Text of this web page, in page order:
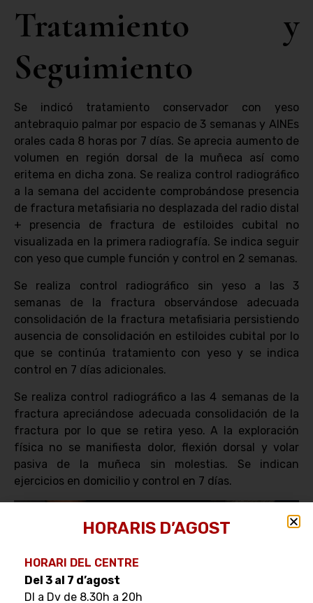
Tratamiento y
Seguimiento
Se indicó tratamiento conservador con yeso
antebraquio palmar por espacio de 3 semanas y AINEs
orales cada 8 horas por 7 días. Se aprecia aumento de
volumen en región dorsal de la muñeca así como
eritema en dicha zona. Se realiza control radiográfico
a la semana del accidente comprobándose presencia
de fractura metafisiaria no desplazada del radio distal
+ presencia de fractura de estiloides cubital no
visualizada en la primera radiografía. Se indica seguir
con yeso que cumple función y control en 2 semanas.
Se realiza control radiográfico sin yeso a las 3
semanas de la fractura observándose adecuada
consolidación de la fractura metafisiaria persistiendo
ausencia de consolidación en estiloides cubital por lo
que se continúa tratamiento con yeso y se indica
control en 7 días adicionales.
Se realiza control radiográfico a las 4 semanas de la
fractura apreciándose adecuada consolidación de la
fractura por lo que se retira yeso. A la exploración
física no se manifiesta dolor, flexión dorsal y volar
pasiva de la muñeca sin molestias. Se indican
ejercicios en domicilio y control en 7 días.
HORARIS D’AGOST
HORARI DEL CENTRE
Del 3 al 7 d’agost
Dl a Dv de 8.30h a 20h